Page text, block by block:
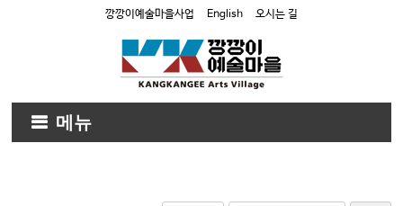
깡깡이예술마을사업 English 오시는 길
메뉴